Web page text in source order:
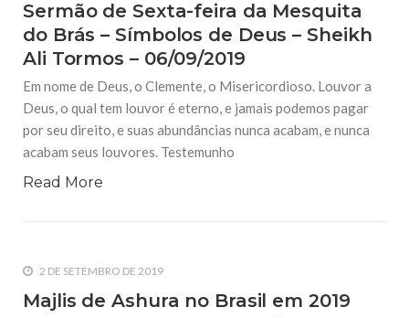
Sermão de Sexta-feira da Mesquita
do Brás – Símbolos de Deus – Sheikh
Ali Tormos – 06/09/2019
Em nome de Deus, o Clemente, o Misericordioso. Louvor a
Deus, o qual tem louvor é eterno, e jamais podemos pagar
por seu direito, e suas abundâncias nunca acabam, e nunca
acabam seus louvores. Testemunho
Read More
2 DE SETEMBRO DE 2019
Majlis de Ashura no Brasil em 2019